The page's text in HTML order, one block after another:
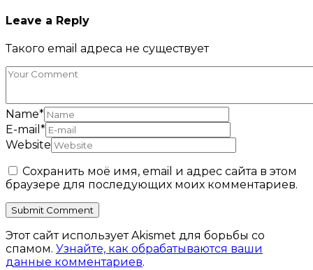
Leave a Reply
Такого email адреса не существует
Name*
E-mail *
Website
Сохранить моё имя, email и адрес сайта в этом
браузере для последующих моих комментариев.
Этот сайт использует Akismet для борьбы со
спамом. Узнайте, как обрабатываются ваши
данные комментариев.